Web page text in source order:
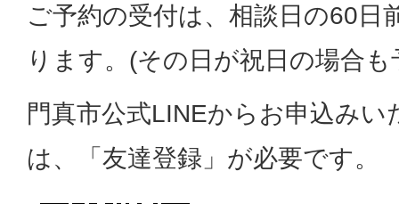
ご予約の受付は、相談日の60日
ります。(その日が祝日の場合
門真市公式LINEからお申込み
は、「友達登録」が必要です。